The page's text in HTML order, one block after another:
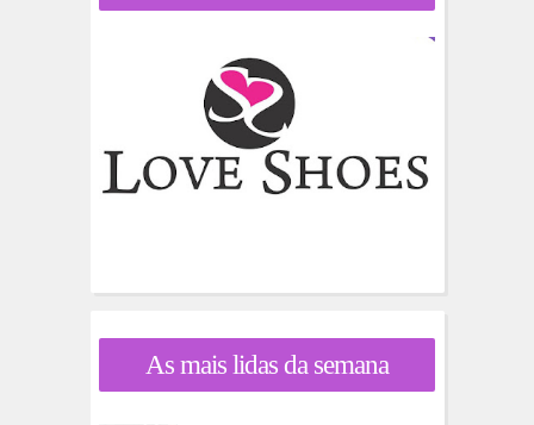
As mais lidas da semana